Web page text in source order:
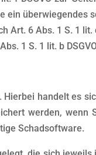
ein
Art. 6 Abs. 1 S. 1
1 S. 1 lit. b
handelt es
werden,
Schadsoftware.